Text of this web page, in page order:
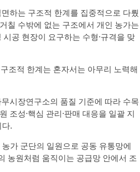
하는 구조적 한계를 집중적으로 다뤘
칠 수밖에 없는 구조에서 개인 농가는
공 현장이 요구하는 수형·규격을 맞
조적 한계는 혼자서는 아무리 노력해
시장연구소의 품질 기준에 따라 수목
조성·핵심 관리·판매 대응을 일괄 지
.
가 군단의 일원으로 공동 유통망에
농원처럼 움직이는 공급망 안에서 조